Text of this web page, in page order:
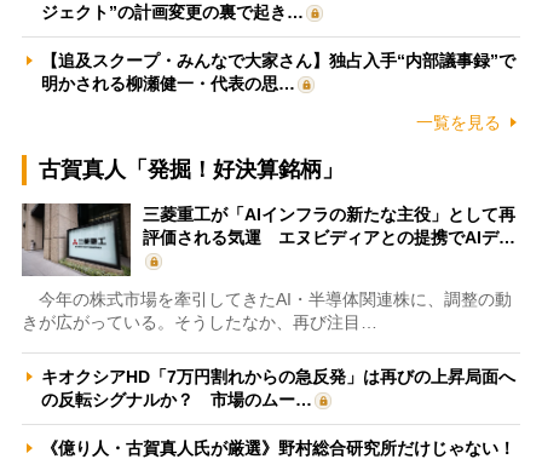
ジェクト”の計画変更の裏で起き…
【追及スクープ・みんなで大家さん】独占入手“内部議事録”で
明かされる柳瀬健一・代表の思…
一覧を見る
古賀真人「発掘！好決算銘柄」
三菱重工が「AIインフラの新たな主役」として再
評価される気運 エヌビディアとの提携でAIデ…
今年の株式市場を牽引してきたAI・半導体関連株に、調整の動
きが広がっている。そうしたなか、再び注目…
キオクシアHD「7万円割れからの急反発」は再びの上昇局面へ
の反転シグナルか？ 市場のムー…
《億り人・古賀真人氏が厳選》野村総合研究所だけじゃない！